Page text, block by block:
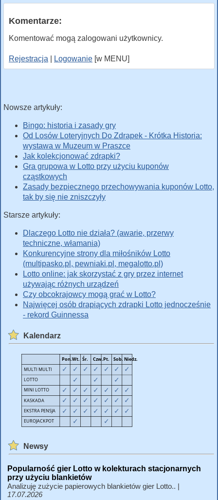
Komentarze:
Komentować mogą zalogowani użytkownicy.
Rejestracja Logowanie [w MENU]
Nowsze artykuły:
Bingo: historia i zasady gry
Od Losów Loteryjnych Do Zdrapek - Krótka Historia:
wystawa w Muzeum w Praszce
Jak kolekcjonować zdrapki?
Gra grupowa w Lotto przy użyciu kuponów
cząstkowych
Zasady bezpiecznego przechowywania kuponów Lotto,
tak by się nie zniszczyły
Starsze artykuły:
Dlaczego Lotto nie działa? (awarie, przerwy
techniczne, włamania)
Konkurencyjne strony dla miłośników Lotto
(multipasko.pl, pewniaki.pl, megalotto.pl)
Lotto online: jak skorzystać z gry przez internet
używając różnych urządzeń
Czy obcokrajowcy mogą grać w Lotto?
Najwięcej osób drapiących zdrapki Lotto jednocześnie
- rekord Guinnessa
Kalendarz
Newsy
Popularność gier Lotto w kolekturach stacjonarnych
przy użyciu blankietów
Analizuję zużycie papierowych blankietów gier Lotto.. |
17.07.2026